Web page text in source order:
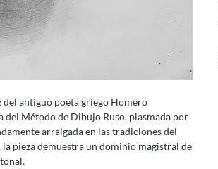
del antiguo poeta griego Homero
Método de Dibujo Ruso, plasmada por
arraigada en las tradiciones del
pieza demuestra un dominio magistral de